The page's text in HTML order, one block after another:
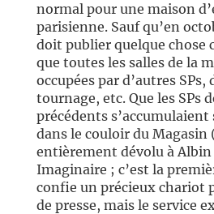
normal pour une maison
parisienne. Sauf qu’en
doit publier quelque chose
que toutes les salles de la
occupées par d’autres
tournage, etc. Que les SPs
précédents
dans le couloir du
entièrement dévolu à
Imaginaire ; c’est la
confie un précieux chariot
de presse, mais le service